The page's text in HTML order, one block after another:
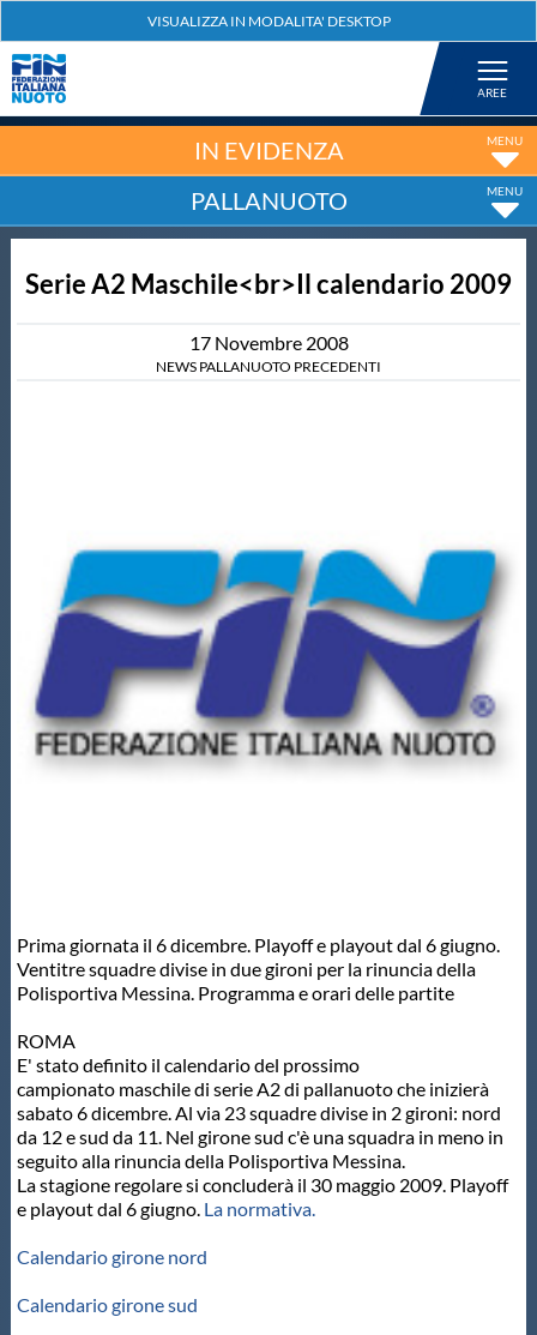
Nuoto
Tuffi
Artistico
Formazione
GUG
Centri Federali
Protezione Civile
Qualità
Sostenibilità
Privacy
IN EVIDENZA
PALLANUOTO
Serie A2 Maschile<br>Il calendario 2009
17 Novembre 2008
NEWS PALLANUOTO PRECEDENTI
Prima giornata il 6 dicembre. Playoff e playout dal 6 giugno.
Ventitre squadre divise in due gironi per la rinuncia della
Polisportiva Messina. Programma e orari delle partite
ROMA
E' stato definito il calendario del prossimo
campionato maschile di serie A2 di pallanuoto che inizierà
sabato 6 dicembre. Al via 23 squadre divise in 2 gironi: nord
da 12 e sud da 11. Nel girone sud c'è una squadra in meno in
seguito alla rinuncia della Polisportiva Messina.
La stagione regolare si concluderà il 30 maggio 2009. Playoff
e playout dal 6 giugno. La normativa.
Calendario girone nord
Calendario girone sud